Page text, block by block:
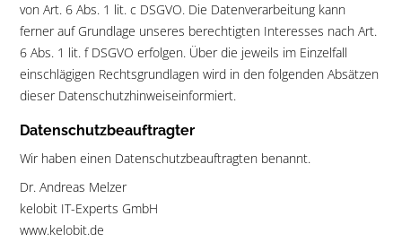
von Art. 6 Abs. 1 lit. c DSGVO. Die Datenverarbeitung kann
ferner auf Grundlage unseres berechtigten Interesses nach Art.
6 Abs. 1 lit. f DSGVO erfolgen. Über die jeweils im Einzelfall
einschlägigen Rechtsgrundlagen wird in den folgenden Absätzen
dieser Datenschutzhinweiseinformiert.
Datenschutzbeauftragter
Wir haben einen Datenschutzbeauftragten benannt.
Dr. Andreas Melzer
kelobit IT-Experts GmbH
www.kelobit.de